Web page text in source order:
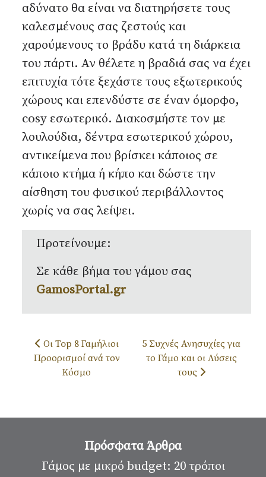
αδύνατο θα είναι να διατηρήσετε τους
καλεσμένους σας ζεστούς και
χαρούμενους το βράδυ κατά τη διάρκεια
του πάρτι. Αν θέλετε η βραδιά σας να έχει
επιτυχία τότε ξεχάστε τους εξωτερικούς
χώρους και επενδύστε σε έναν όμορφο,
cosy εσωτερικό. Διακοσμήστε τον με
λουλούδια, δέντρα εσωτερικού χώρου,
αντικείμενα που βρίσκει κάποιος σε
κάποιο κτήμα ή κήπο και δώστε την
αίσθηση του φυσικού περιβάλλοντος
χωρίς να σας λείψει.
Προτείνουμε:
Σε κάθε βήμα του γάμου σας
GamosPortal.gr
Προηγούμενο άρθρο: Οι Top 8 Γαμήλιοι Προορισμοί
Οι Top 8 Γαμήλιοι
Προορισμοί ανά τον
Κόσμο
Επόμενο άρθρο: 5 Συχνές
5 Συχνές Ανησυχίες για
το Γάμο και οι Λύσεις
τους
Πρόσφατα Άρθρα
Γάμος με μικρό budget: 20 τρόποι